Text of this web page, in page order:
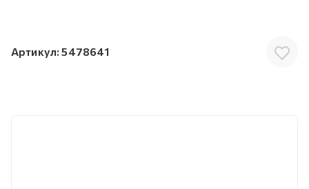
Артикул: 5478641